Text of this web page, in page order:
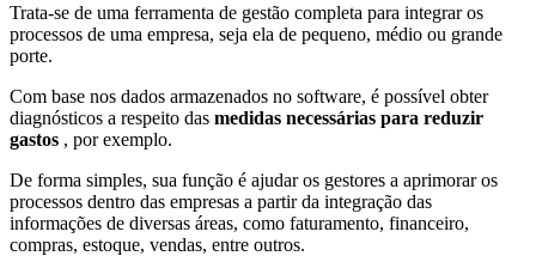
Trata-se de uma ferramenta de gestão completa para integrar os
processos de uma empresa, seja ela de pequeno, médio ou grande
porte.
Com base nos dados armazenados no software, é possível obter
diagnósticos a respeito das medidas necessárias para reduzir
gastos , por exemplo.
De forma simples, sua função é ajudar os gestores a aprimorar os
processos dentro das empresas a partir da integração das
informações de diversas áreas, como faturamento, financeiro,
compras, estoque, vendas, entre outros.